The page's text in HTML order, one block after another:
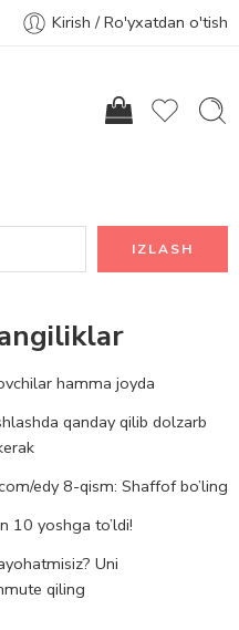
Kirish / Ro'yxatdan o'tish
IZLASH
hamma joyda
qanday qilib dolzarb
edy 8-qism: Shaffof bo’ling
10 yoshga to’ldi!
Uni
qiling